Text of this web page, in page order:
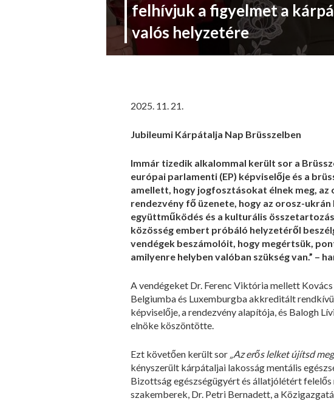
felhívjuk a figyelmet a
valós helyzetére
2025. 11. 21.
Jubileumi Kárpátalja Nap Brüsszelben
Immár tizedik alkalommal került sor a
európai parlamenti (EP) képviselője és a
amellett, hogy jogfosztásokat élnek meg,
rendezvény fő üzenete, hogy az orosz-
együttműködés és a kulturális
közösség embert próbáló helyzetéről
vendégek beszámolóit, hogy megértsük,
amilyenre helyben valóban szükség van.” –
A vendégeket Dr. Ferenc Viktória mellett
Belgiumba és Luxemburgba akkreditált
képviselője, a rendezvény alapítója, és Balogh
elnöke köszöntötte.
Ezt követően került sor „Az erős lelket újítsd
kényszerült kárpátaljai lakosság mentális
Bizottság egészségügyért és állatjólétért
szakemberek, Dr. Petri Bernadett, a